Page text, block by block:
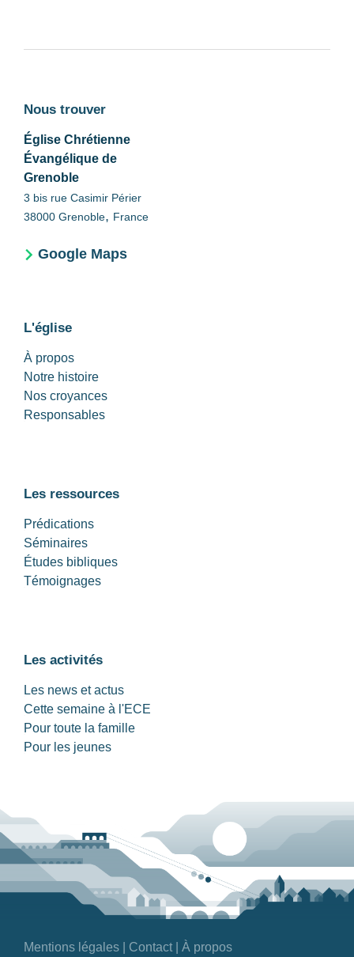
Nous trouver
Église Chrétienne
Évangélique de
Grenoble
3 bis rue Casimir Périer
38000 Grenoble, France
Google Maps
L'église
À propos
Notre histoire
Nos croyances
Responsables
Les ressources
Prédications
Séminaires
Études bibliques
Témoignages
Les activités
Les news et actus
Cette semaine à l'ECE
Pour toute la famille
Pour les jeunes
Mentions légales Contact À propos